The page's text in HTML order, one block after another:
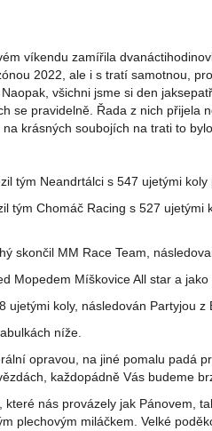
víkendu zamířila
2022, ale i s tratí samotnou,
všichni jsme si den
se pravidelně. Řada z nich přijela
krásných soubojích na trati to
tým Neandrtálci s 547 ujetými
tým Chomáč Racing s 527 ujetými
skončil MM Race Team,
Mopedem Míškovice All star a
ujetými koly, následován Partyjou
níže.
opravou, na jiné pomalu padá
každopádně Vás budeme
nás provázely jak Pánovem,
plechovým miláčkem. Velké